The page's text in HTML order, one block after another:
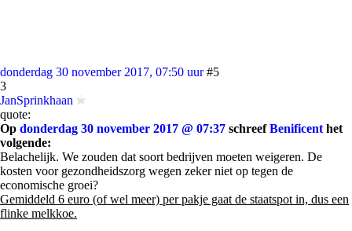
donderdag 30 november 2017, 07:50 uur #5
3
JanSprinkhaan
quote:
Op donderdag 30 november 2017 @ 07:37 schreefBenificent het
volgende:
Belachelijk. We zouden dat soort bedrijven moeten weigeren. De
kosten voor gezondheidszorg wegen zeker niet op tegen de
economische groei?
Gemiddeld 6 euro (of wel meer) per pakje gaat de staatspot in, dus een
flinke melkkoe.